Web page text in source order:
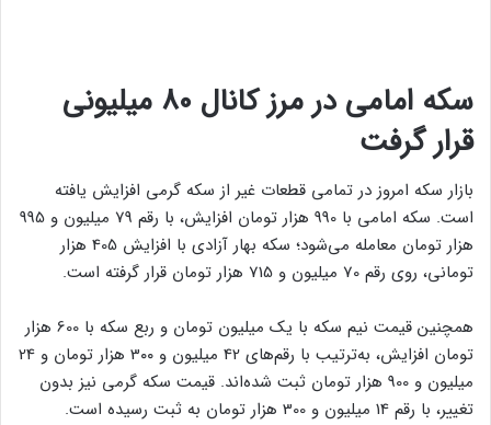
سکه امامی در مرز کانال 80 میلیونی
قرار گرفت
بازار سکه امروز در تمامی قطعات غیر از سکه گرمی افزایش یافته
است. سکه امامی با 990 هزار تومان افزایش، با رقم 79 میلیون و 995
هزار تومان معامله می‌شود؛ سکه بهار آزادی با افزایش 405 هزار
تومانی، روی رقم 70 میلیون و 715 هزار تومان قرار گرفته است.
همچنین قیمت نیم سکه با یک میلیون تومان و ربع سکه با 600 هزار
تومان افزایش، به‌ترتیب با رقم‌های 42 میلیون و 3۰۰ هزار تومان و 24
میلیون و 900 هزار تومان ثبت شده‌اند. قیمت سکه گرمی نیز بدون
تغییر، با رقم 14 میلیون و 300 هزار تومان به ثبت رسیده است.